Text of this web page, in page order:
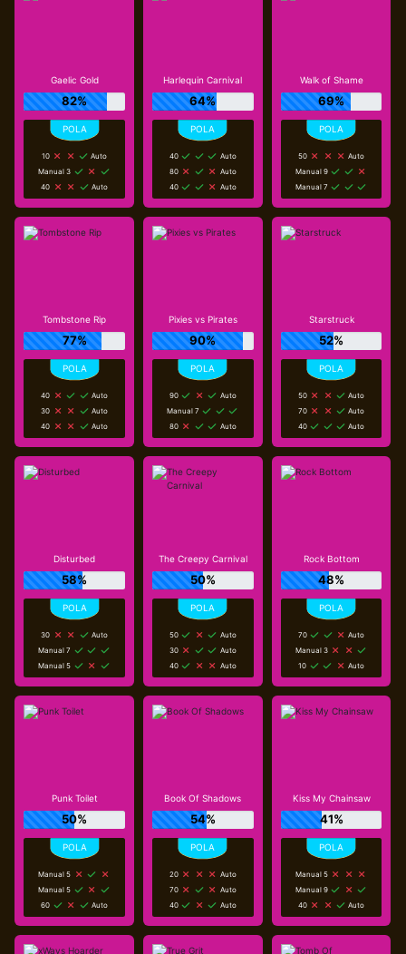
Gaelic Gold
82%
10
Auto
Manual 3
40
Auto
Harlequin Carnival
64%
40
Auto
80
Auto
40
Auto
Walk of Shame
69%
50
Auto
Manual 9
Manual 7
Tombstone Rip
77%
40
Auto
30
Auto
40
Auto
Pixies vs Pirates
90%
90
Auto
Manual 7
80
Auto
Starstruck
52%
50
Auto
70
Auto
40
Auto
Disturbed
58%
30
Auto
Manual 7
Manual 5
The Creepy Carnival
50%
50
Auto
30
Auto
40
Auto
Rock Bottom
48%
70
Auto
Manual 3
10
Auto
Punk Toilet
50%
Manual 5
Manual 5
60
Auto
Book Of Shadows
54%
20
Auto
70
Auto
40
Auto
Kiss My Chainsaw
41%
Manual 5
Manual 9
40
Auto